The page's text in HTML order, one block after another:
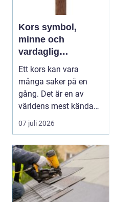
Kors symbol,
minne och
vardaglig
påminnelse
Ett kors kan vara
många saker på en
gång. Det är en av
världens mest kända
symboler, djupt
07 juli 2026